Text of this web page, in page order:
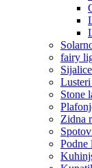
fairy
Sijalice
Stone
Zidna
Podne